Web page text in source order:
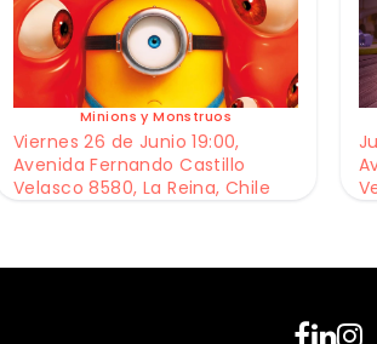
Minions y Monstruos
Viernes 26 de Junio 19:00,
Avenida Fernando Castillo
Velasco 8580, La Reina, Chile